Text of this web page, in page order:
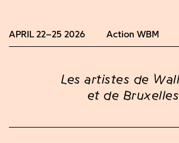
APRIL 22–25 2026 Action WBM
Les artistes de
et de Bruxelles